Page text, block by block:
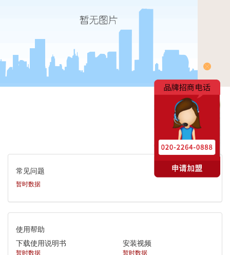
常见问题
暂时数据
使用帮助
下载使用说明书
暂时数据
安装视频
暂时数据